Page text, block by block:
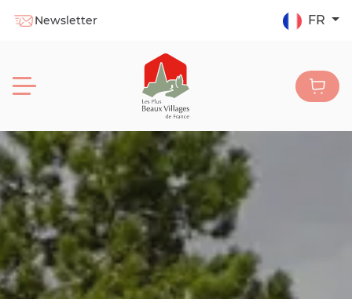
Newsletter FR